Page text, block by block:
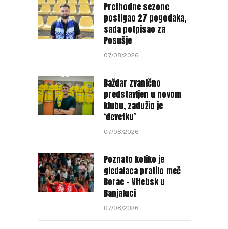
Prethodne sezone
postigao 27 pogodaka,
sada potpisao za
Posušje
07/08/2026
Baždar zvanično
predstavljen u novom
klubu, zadužio je
‘devetku’
07/08/2026
Poznato koliko je
gledalaca pratilo meč
Borac – Vitebsk u
Banjaluci
07/08/2026